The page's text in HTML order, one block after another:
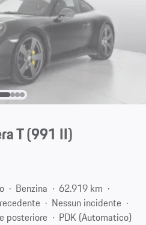
T(991 II)
Benzina
62.919 km
Nessun incidente
posteriore
PDK (Automatico)